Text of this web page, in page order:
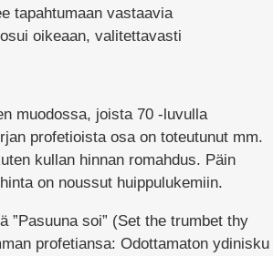
tapahtumaan vastaavia
oikeaan, valitettavasti
muodossa, joista 70 -luvulla
profetioista osa on toteutunut mm.
kullan hinnan romahdus. Päin
on noussut huippulukemiin.
soi” (Set the trumbet thy
profetiansa: Odottamaton ydinisku